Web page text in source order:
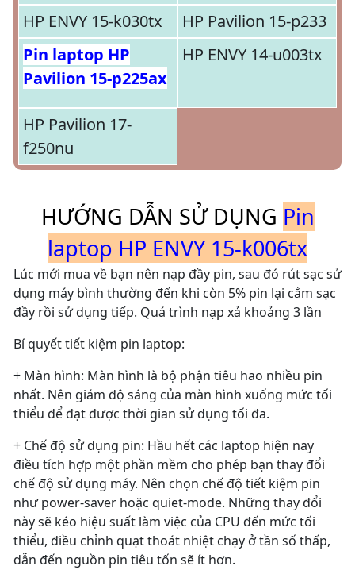
HP ENVY 15-k030tx
HP Pavilion 15-p233
Pin laptop HP
Pavilion 15-p225ax
HP ENVY 14-u003tx
HP Pavilion 17-
f250nu
HƯỚNG DẪN SỬ DỤNG Pin
laptop HP ENVY 15-k006tx
Lúc mới mua về bạn nên nạp đầy pin, sau đó rút sạc sử
dụng máy bình thường đến khi còn 5% pin lại cắm sạc
đầy rồi sử dụng tiếp. Quá trình nạp xả khoảng 3 lần
Bí quyết tiết kiệm pin laptop:
+ Màn hình: Màn hình là bộ phận tiêu hao nhiều pin
nhất. Nên giám độ sáng của màn hình xuống mức tối
thiểu để đạt được thời gian sử dụng tối đa.
+ Chế độ sử dụng pin: Hầu hết các laptop hiện nay
điều tích hợp một phần mềm cho phép bạn thay đổi
chế độ sử dụng máy. Nên chọn chế độ tiết kiệm pin
như power-saver hoặc quiet-mode. Những thay đổi
này sẽ kéo hiệu suất làm việc của CPU đến mức tối
thiểu, điều chỉnh quạt thoát nhiệt chạy ở tần số thấp,
dẫn đến nguồn pin tiêu tốn sẽ ít hơn.